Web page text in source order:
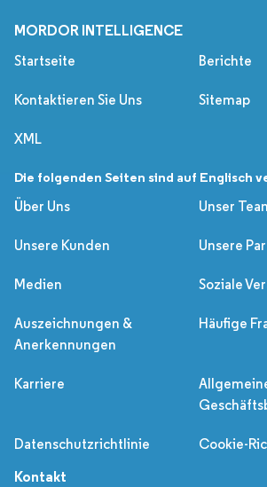
MORDOR INTELLIGENCE
Startseite Berichte
Kontaktieren Sie Uns Sitemap
XML
Die folgenden Seiten sind auf Englisch
Über Uns
Unser
Unsere Kunden Unsere
Medien Soziale
Auszeichnungen &
Anerkennungen
Häufige
Karriere
Datenschutzrichtlinie Cookie-
Kontakt